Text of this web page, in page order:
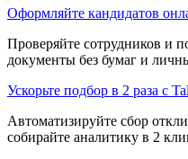
Оформляйте кандидатов
Проверяйте сотрудников и
документы без бумаг и
Ускорьте подбор в 2 раза с
Автоматизируйте сбор
собирайте аналитику в 2